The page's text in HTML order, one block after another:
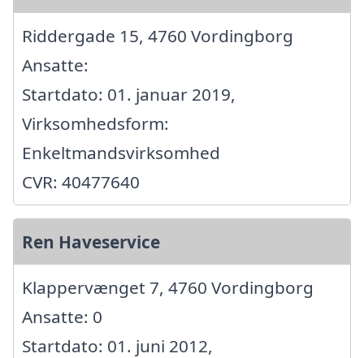
Riddergade 15, 4760 Vordingborg
Ansatte:
Startdato: 01. januar 2019,
Virksomhedsform:
Enkeltmandsvirksomhed
CVR: 40477640
Ren Haveservice
Klappervænget 7, 4760 Vordingborg
Ansatte: 0
Startdato: 01. juni 2012,